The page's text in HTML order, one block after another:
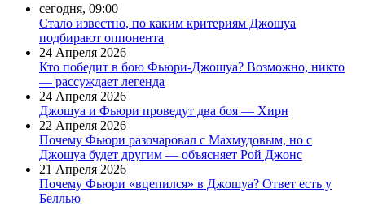
сегодня, 09:00
Стало известно, по каким критериям Джошуа
подбирают оппонента
24 Апреля 2026
Кто победит в бою Фьюри-Джошуа? Возможно, никто
— рассуждает легенда
24 Апреля 2026
Джошуа и Фьюри проведут два боя — Хирн
22 Апреля 2026
Почему Фьюри разочаровал с Махмудовым, но с
Джошуа будет другим — объясняет Рой Джонс
21 Апреля 2026
Почему Фьюри «вцепился» в Джошуа? Ответ есть у
Беллью